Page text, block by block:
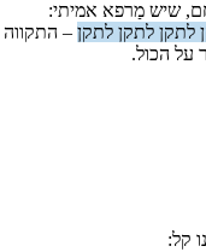
שיש מַרפא אמיתי:
לתקן לתקן לתקן – התקווה
על הכול.
קל: